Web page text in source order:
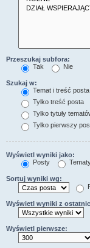
Przeszukaj subfora:
Tak
Nie
Szukaj w:
Temat i treść posta
Tylko treść posta
Tylko tytuły
Tylko pierwszy
Wyświetl wyniki jako:
Posty
Sortuj wyniki wg:
Wyświetl wyniki z
Wyświetl pierwsze: